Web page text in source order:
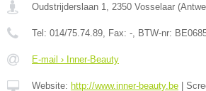
Oudstrijderslaan 1, 2350 Vosselaar (
Tel: 014/75.74.89, Fax: -, BTW-nr:
E-mail › Inner-Beauty
Website: http://www.inner-beauty.be